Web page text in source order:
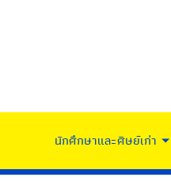
นักศึกษาและศิษย์เก่า